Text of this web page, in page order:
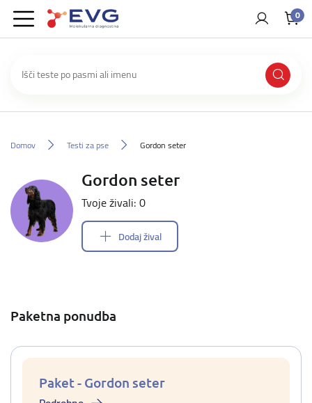
0
Domov Testi za pse Gordon seter
Gordon seter
Tvoje živali: 0
Dodaj žival
Paketna ponudba
Paket - Gordon seter